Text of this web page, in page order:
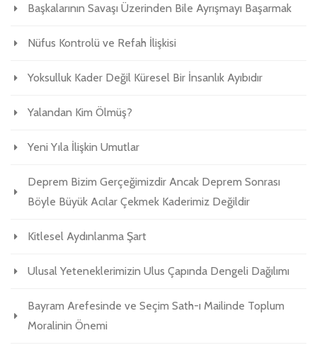
Başkalarının Savaşı Üzerinden Bile Ayrışmayı Başarmak
Nüfus Kontrolü ve Refah İlişkisi
Yoksulluk Kader Değil Küresel Bir İnsanlık Ayıbıdır
Yalandan Kim Ölmüş?
Yeni Yıla İlişkin Umutlar
Deprem Bizim Gerçeğimizdir Ancak Deprem Sonrası
Böyle Büyük Acılar Çekmek Kaderimiz Değildir
Kitlesel Aydınlanma Şart
Ulusal Yeteneklerimizin Ulus Çapında Dengeli Dağılımı
Bayram Arefesinde ve Seçim Sath-ı Mailinde Toplum
Moralinin Önemi